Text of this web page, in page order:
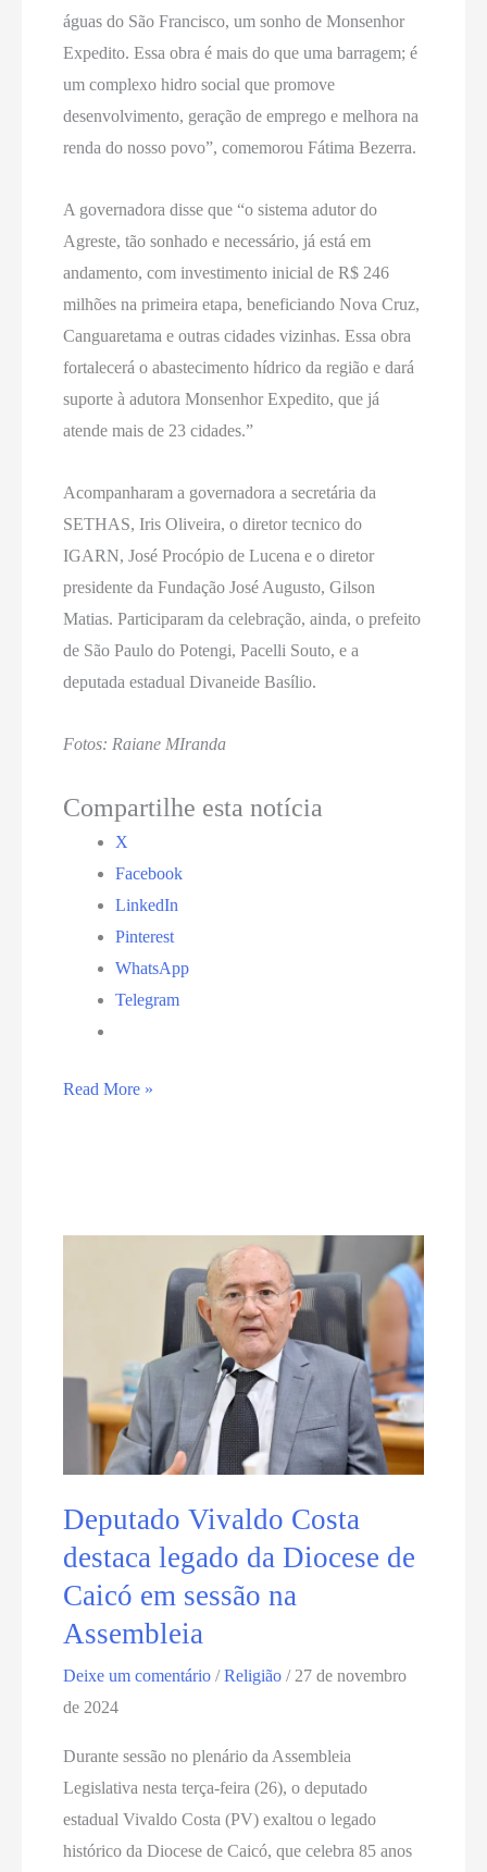
águas do São Francisco, um sonho de Monsenhor
Expedito. Essa obra é mais do que uma barragem; é
um complexo hidro social que promove
desenvolvimento, geração de emprego e melhora na
renda do nosso povo”, comemorou Fátima Bezerra.
A governadora disse que “o sistema adutor do
Agreste, tão sonhado e necessário, já está em
andamento, com investimento inicial de R$ 246
milhões na primeira etapa, beneficiando Nova Cruz,
Canguaretama e outras cidades vizinhas. Essa obra
fortalecerá o abastecimento hídrico da região e dará
suporte à adutora Monsenhor Expedito, que já
atende mais de 23 cidades.”
Acompanharam a governadora a secretária da
SETHAS, Iris Oliveira, o diretor tecnico do
IGARN, José Procópio de Lucena e o diretor
presidente da Fundação José Augusto, Gilson
Matias. Participaram da celebração, ainda, o prefeito
de São Paulo do Potengi, Pacelli Souto, e a
deputada estadual Divaneide Basílio.
Fotos: Raiane MIranda
Compartilhe esta notícia
X
Facebook
LinkedIn
Pinterest
WhatsApp
Telegram
Missa
no
RN,
“Poeta
Águas”
Read More »
Deputado Vivaldo Costa
destaca legado da Diocese de
Caicó em sessão na
Assembleia
Deixe um comentário /Religião / 27 de novembro
de 2024
Durante sessão no plenário da Assembleia
Legislativa nesta terça-feira (26), o deputado
estadual Vivaldo Costa (PV) exaltou o legado
histórico da Diocese de Caicó, que celebra 85 anos